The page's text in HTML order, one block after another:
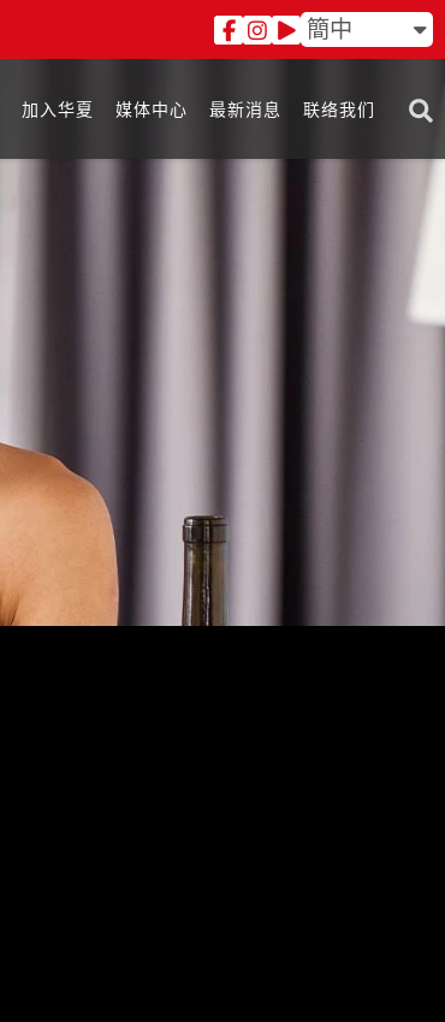
簡中
加入华夏 媒体中心 最新消息 联络我们